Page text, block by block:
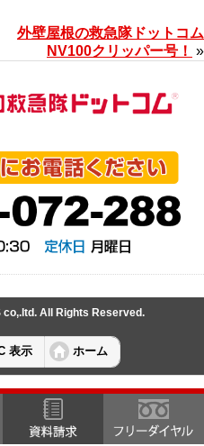
外壁屋根の救急隊ドットコム
NV100クリッパー号！ »
co,.ltd. All Rights Reserved.
表示 ホーム